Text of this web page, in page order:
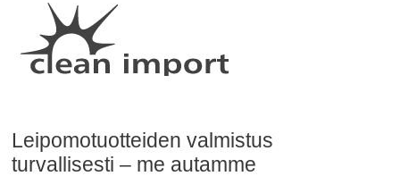
Leipomotuotteiden valmistus
turvallisesti – me autamme